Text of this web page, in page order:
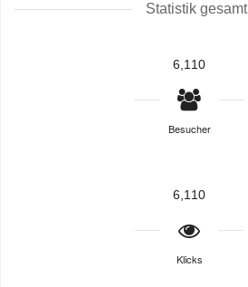
Statistik gesamt
6,110
Besucher
6,110
Klicks